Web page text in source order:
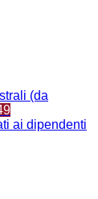
(da
ai dipendenti